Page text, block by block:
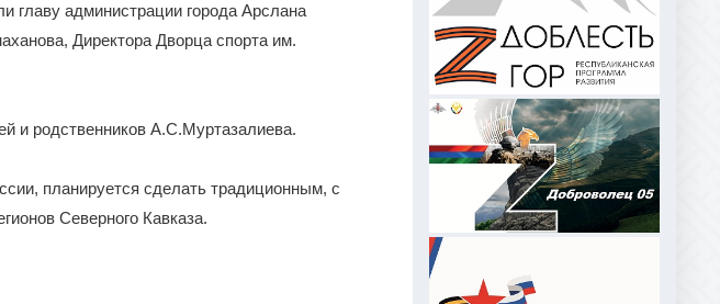
главу администрации города Арслана
Директора Дворца спорта им.
и родственников А.С.Муртазалиева.
планируется сделать традиционным, с
Северного Кавказа.